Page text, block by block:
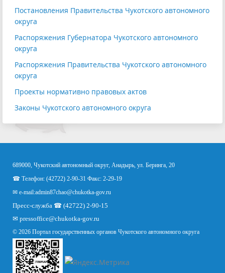
Постановления Правительства Чукотского автономного
округа
Распоряжения Губернатора Чукотского автономного
округа
Распоряжения Правительства Чукотского автономного
округа
Проекты нормативно правовых актов
Законы Чукотского автономного округа
689000, Чукотский автономный округ, Анадырь, ул. Беринга, 20
☎ Телефон: (42722) 2-90-31 Факс: 2-29-19
✉ e-mail:admin87chao@chukotka-gov.ru
Пресс-служба ☎ (42722) 2-90-15
✉ pressoffice@chukotka-gov.ru
© 2026 Портал государственных органов Чукотского автономного округа